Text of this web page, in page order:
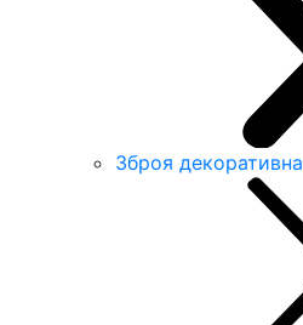
Зброя декоративна